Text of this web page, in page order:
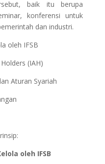
baik itu berupa
konferensi untuk
dan industri.
oleh IFSB
(IAH)
Aturan Syariah
oleh IFSB